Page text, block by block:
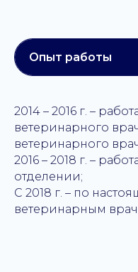
2014 – 2016 г. –
ветеринарного
ветеринарного
2016 – 2018 г. –
отделении;
С 2018 г. – по
ветеринарным